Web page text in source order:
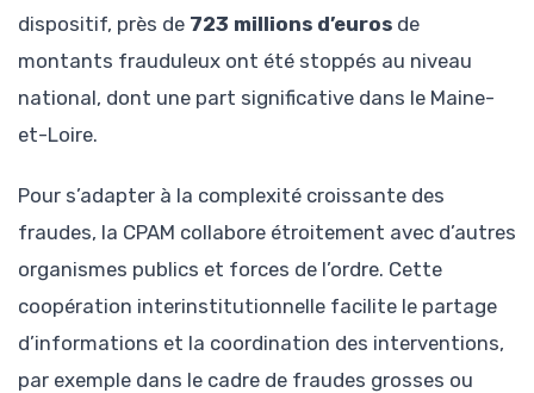
dispositif, près de 723 millions d’euros de
montants frauduleux ont été stoppés au niveau
national, dont une part significative dans le Maine-
et-Loire.
Pour s’adapter à la complexité croissante des
fraudes, la CPAM collabore étroitement avec d’autres
organismes publics et forces de l’ordre. Cette
coopération interinstitutionnelle facilite le partage
d’informations et la coordination des interventions,
par exemple dans le cadre de fraudes grosses ou